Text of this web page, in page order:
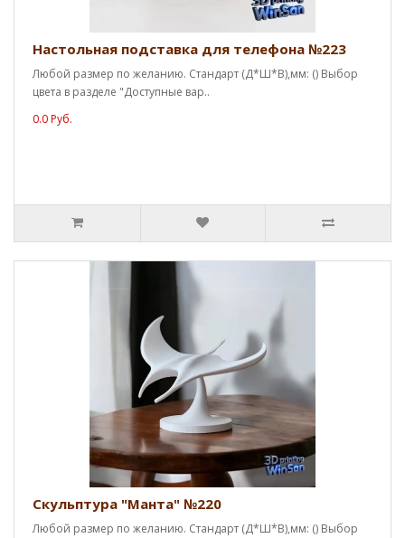
Настольная подставка для телефона №223
Любой размер по желанию. Стандарт (Д*Ш*В),мм: () Выбор
цвета в разделе "Доступные вар..
0.0 Руб.
Скульптура "Манта" №220
Любой размер по желанию. Стандарт (Д*Ш*В),мм: () Выбор